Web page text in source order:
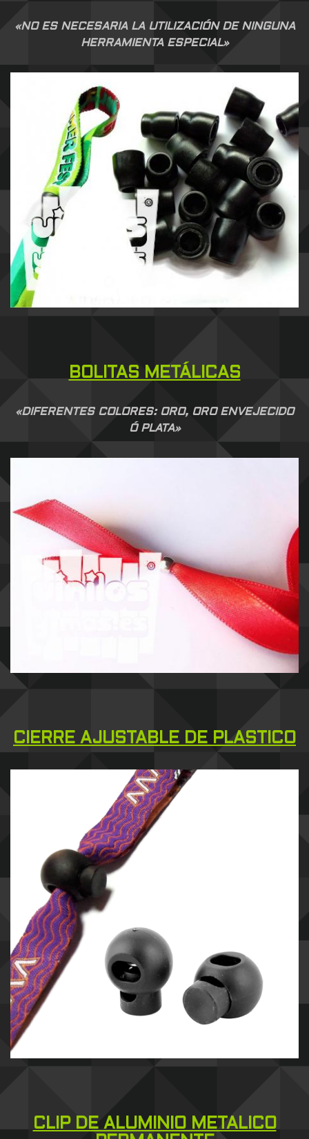
«NO ES NECESARIA LA UTILIZACIÓN DE NINGUNA
HERRAMIENTA ESPECIAL»
BOLITAS METÁLICAS
«DIFERENTES COLORES: ORO, ORO ENVEJECIDO
Ó PLATA»
CIERRE AJUSTABLE DE PLASTICO
CLIP DE ALUMINIO METALICO